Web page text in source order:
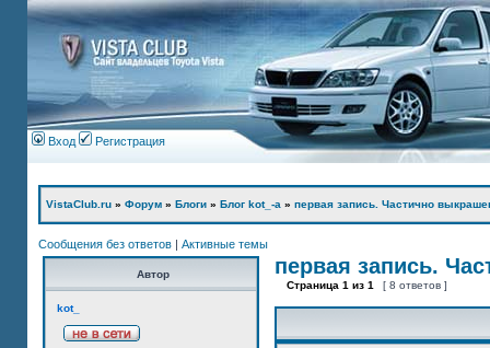
Вход Регистрация
VistaClub.ru » Форум » Блоги » Блог kot_-а » первая запись. Частично
Сообщения без ответов | Активные темы
Автор
kot_
первая запись.
Страница 1 из 1 [ 8 ответов ]